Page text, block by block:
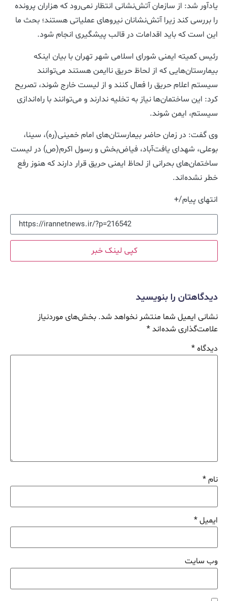
یادآور شد: از سازمان آتش‌نشانی انتظار نمی‌رود که هزاران پرونده
را بررسی کند زیرا آتش‌نشانان نیروهای عملیاتی هستند؛ بحث ما
این است که باید اقدامات در قالب پیشگیری انجام شود.
رئیس کمیته ایمنی شورای اسلامی شهر تهران با بیان اینکه
بیمارستان‌هایی که از لحاظ حریق ناایمن هستند می‌توانند
سیستم اعلام حریق را فعال کنند و از لیست خارج شوند، تصریح
کرد: این ساختمان‌ها نیاز به تخلیه ندارند و می‌توانند با راه‌اندازی
سیستم، ایمن شوند.
وی گفت: در زمان حاضر بیمارستان‌های امام خمینی(ره)، سینا،
بوعلی، شهدای یافت‌آباد، فیاض‌بخش و رسول اکرم(ص) در لیست
ساختمان‌های بحرانی از لحاظ ایمنی حریق قرار دارند که هنوز رفع
خطر نشده‌اند.
انتهای پیام/+
کپی لینک خبر
دیدگاهتان را بنویسید
نشانی ایمیل شما منتشر نخواهد شد. بخش‌های موردنیاز
علامت‌گذاری شده‌اند*
دیدگاه*
نام*
ایمیل*
وب‌ سایت